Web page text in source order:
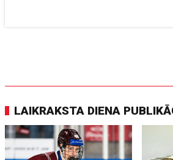
LAIKRAKSTA DIENA